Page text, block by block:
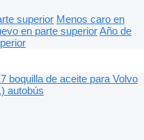
superior Menos caro en
en parte superiorAño de